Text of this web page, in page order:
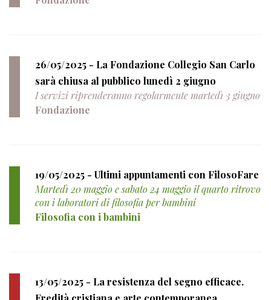
26/05/2025 - La Fondazione Collegio San Carlo
sarà chiusa al pubblico lunedì 2 giugno
I servizi riprenderanno regolarmente martedì 3 giugno
Fondazione
19/05/2025 - Ultimi appuntamenti con FilosoFare
Martedì 20 maggio e sabato 24 maggio il quarto ritrovo
con i laboratori di filosofia per bambini
Filosofia con i bambini
13/05/2025 - La resistenza del segno efficace.